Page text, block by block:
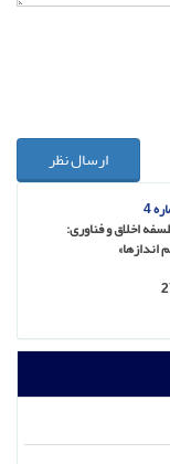
ارسال نظر
اخلاق و فناوری: